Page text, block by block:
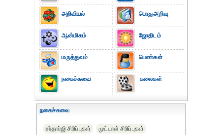
அறிவியல்
ஆன்மிகம்
மருத்துவம்
நகைச்சுவை
பொதுஅறிவு
ஜோதிடம்
பெண்கள்
கலைகள்
நகைச்சுவை
சர்தார்ஜி சிரிப்புகள்
முட்டாள் சிரிப்புகள்